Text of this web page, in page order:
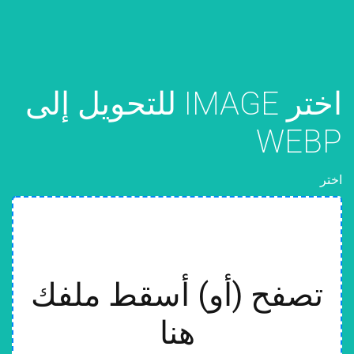
اختر IMAGE للتحويل إلى
WEBP
اختر
تصفح (أو) أسقط ملفك
هنا